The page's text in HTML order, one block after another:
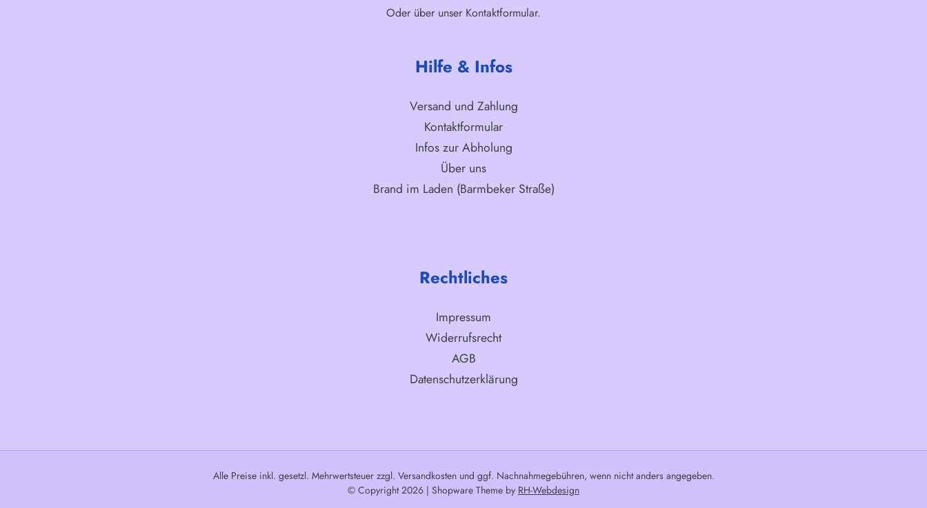
Oder über unser Kontaktformular.
Hilfe & Infos
Versand und Zahlung
Kontaktformular
Infos zur Abholung
Über uns
Brand im Laden (Barmbeker Straße)
Rechtliches
Impressum
Widerrufsrecht
AGB
Datenschutzerklärung
Alle Preise inkl. gesetzl. Mehrwertsteuer zzgl. Versandkostenund ggf. Nachnahmegebühren, wenn nicht anders angegeben.
© Copyright 2026 | Shopware Theme by RH-Webdesign